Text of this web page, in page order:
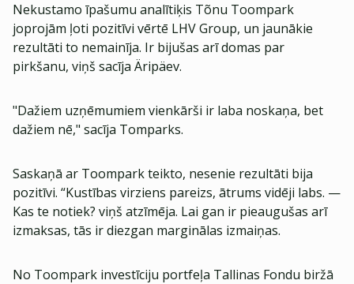
Nekustamo īpašumu analītiķis Tõnu Toompark
joprojām ļoti pozitīvi vērtē LHV Group, un jaunākie
rezultāti to nemainīja. Ir bijušas arī domas par
pirkšanu, viņš sacīja Äripäev.
"Dažiem uzņēmumiem vienkārši ir laba noskaņa, bet
dažiem nē," sacīja Tomparks.
Saskaņā ar Toompark teikto, nesenie rezultāti bija
pozitīvi. “Kustības virziens pareizs, ātrums vidēji labs. —
Kas te notiek? viņš atzīmēja. Lai gan ir pieaugušas arī
izmaksas, tās ir diezgan marginālas izmaiņas.
No Toompark investīciju portfeļa Tallinas Fondu biržā